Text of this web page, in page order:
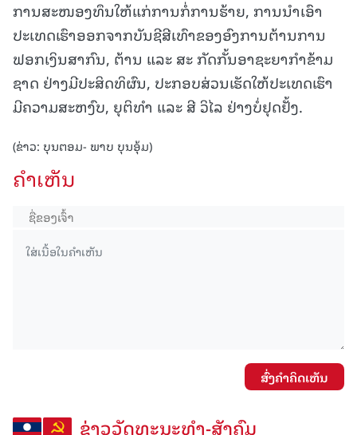
ການສະໜອງທຶນໃຫ້ແກ່ການກໍ່ການຮ້າຍ, ການນໍາເອົາ
ປະເທດເຮົາອອກຈາກບັນຊີສີເທົາຂອງອົງການຕ້ານການ
ຟອກເງິນສາກົນ, ຕ້ານ ແລະ ສະ ກັດກັ້ນອາຊະຍາກຳຂ້າມ
ຊາດ ຢ່າງມີປະສິດທິຜົນ, ປະກອບສ່ວນເຮັດໃຫ້ປະເທດເຮົາ
ມີຄວາມສະຫງົບ, ຍຸຕິທໍາ ແລະ ສີ ວິໄລ ຢ່າງບໍ່ຢຸດຢັ້ງ.
(ຂ່າວ: ບຸນຕອມ- ພາບ ບຸນອຸ້ມ)
ຄໍາເຫັນ
ສົ່ງຄໍາຄິດເຫັນ
ຂ່າວວັດທະນະທຳ-ສັງຄົມ